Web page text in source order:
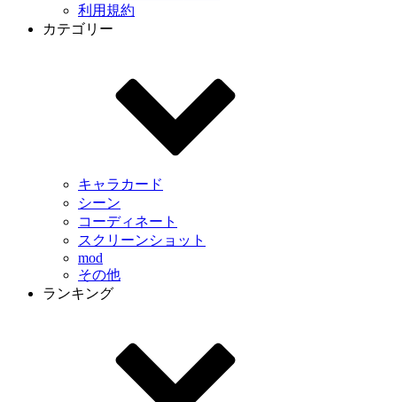
利用規約
カテゴリー
キャラカード
シーン
コーディネート
スクリーンショット
mod
その他
ランキング